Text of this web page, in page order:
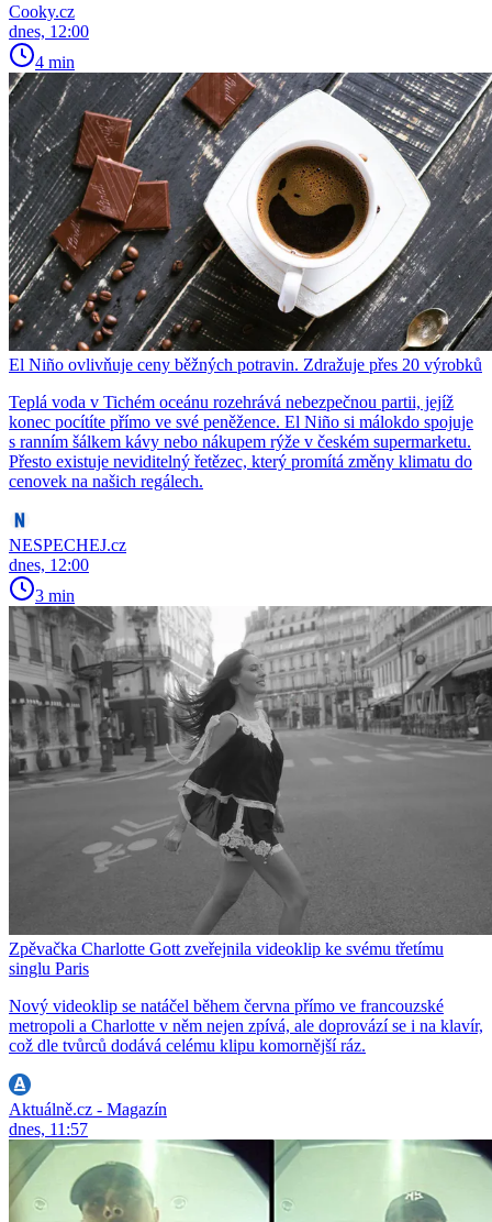
Cooky.cz
dnes, 12:00
4 min
El Niño ovlivňuje ceny běžných potravin. Zdražuje přes 20 výrobků
Teplá voda v Tichém oceánu rozehrává nebezpečnou partii, jejíž
konec pocítíte přímo ve své peněžence. El Niño si málokdo spojuje
s ranním šálkem kávy nebo nákupem rýže v českém supermarketu.
Přesto existuje neviditelný řetězec, který promítá změny klimatu do
cenovek na našich regálech.
NESPECHEJ.cz
dnes, 12:00
3 min
Zpěvačka Charlotte Gott zveřejnila videoklip ke svému třetímu
singlu Paris
Nový videoklip se natáčel během června přímo ve francouzské
metropoli a Charlotte v něm nejen zpívá, ale doprovází se i na klavír,
což dle tvůrců dodává celému klipu komornější ráz.
Aktuálně.cz - Magazín
dnes, 11:57